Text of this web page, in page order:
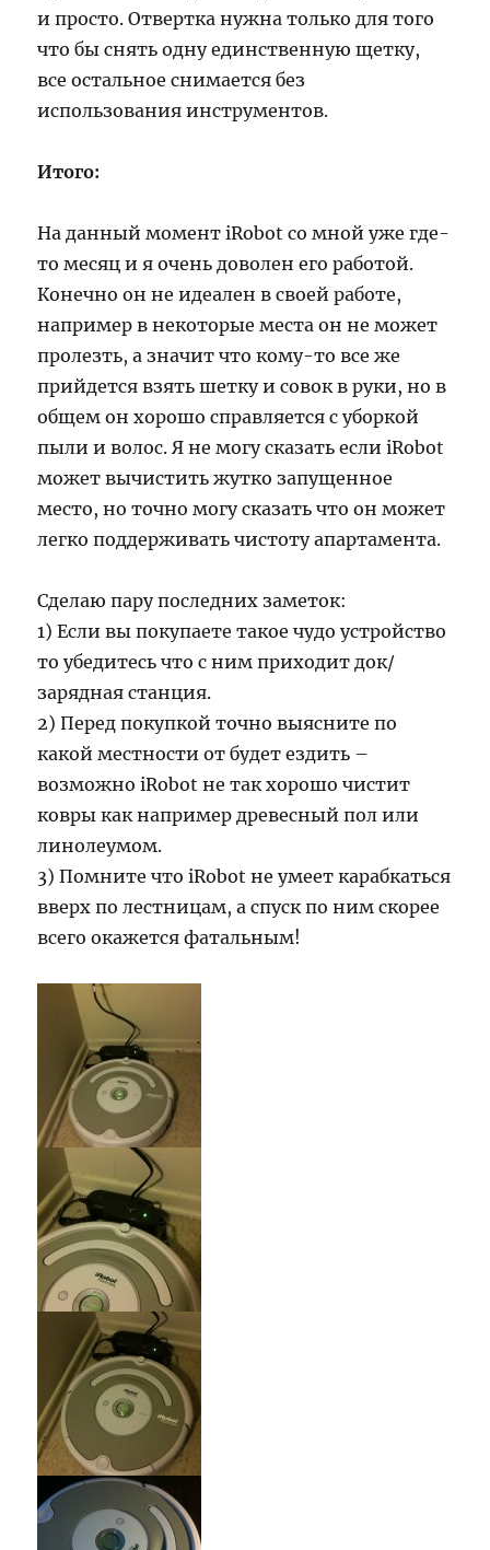
и просто. Отвертка нужна только для того
что бы снять одну единственную щетку,
все остальное снимается без
использования инструментов.
Итого:
На данный момент iRobot со мной уже где-
то месяц и я очень доволен его работой.
Конечно он не идеален в своей работе,
например в некоторые места он не может
пролезть, а значит что кому-то все же
прийдется взять шетку и совок в руки, но в
общем он хорошо справляется с уборкой
пыли и волос. Я не могу сказать если iRobot
может вычистить жутко запущенное
место, но точно могу сказать что он может
легко поддерживать чистоту апартамента.
Сделаю пару последних заметок:
1) Если вы покупаете такое чудо устройство
то убедитесь что с ним приходит док/
зарядная станция.
2) Перед покупкой точно выясните по
какой местности от будет ездить –
возможно iRobot не так хорошо чистит
ковры как например древесный пол или
линолеумом.
3) Помните что iRobot не умеет карабкаться
вверх по лестницам, а спуск по ним скорее
всего окажется фатальным!